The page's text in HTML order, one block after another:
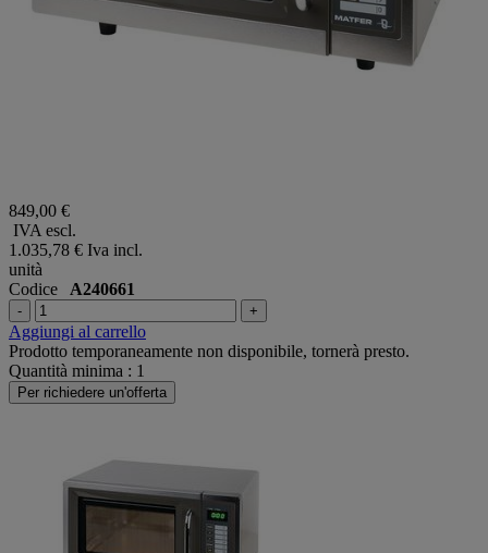
849,00 €
IVA escl.
1.035,78 € Iva incl.
unità
Codice A240661
- +
Aggiungi al carrello
Prodotto temporaneamente non disponibile, tornerà presto.
Quantità minima : 1
Per richiedere un'offerta